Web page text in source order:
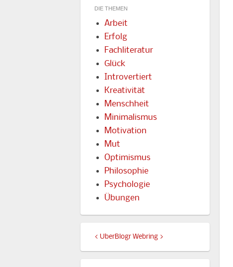
DIE THEMEN
Arbeit
Erfolg
Fachliteratur
Glück
Introvertiert
Kreativität
Menschheit
Minimalismus
Motivation
Mut
Optimismus
Philosophie
Psychologie
Übungen
< UberBlogr Webring >